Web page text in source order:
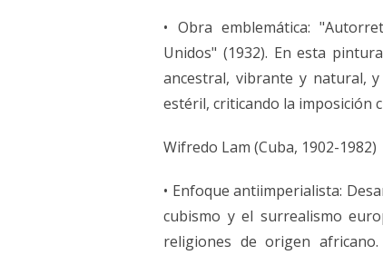
• Obra emblemática:
Unidos" (1932). En esta
ancestral, vibrante y natural,
estéril, criticando la imposición
Wifredo Lam (Cuba, 1902-1982)
• Enfoque antiimperialista:
cubismo y el surrealismo
religiones de origen africano.